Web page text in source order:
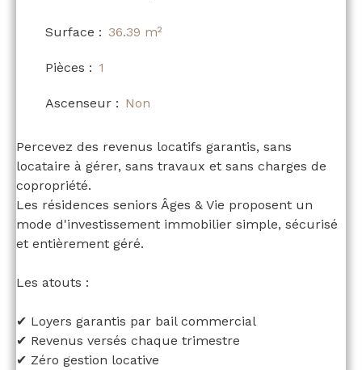
Surface : 36.39 m²
Pièces : 1
Ascenseur : Non
Percevez des revenus locatifs garantis, sans
locataire à gérer, sans travaux et sans charges de
copropriété.
Les résidences seniors Âges & Vie proposent un
mode d'investissement immobilier simple, sécurisé
et entièrement géré.
Les atouts :
✔ Loyers garantis par bail commercial
✔ Revenus versés chaque trimestre
✔ Zéro gestion locative